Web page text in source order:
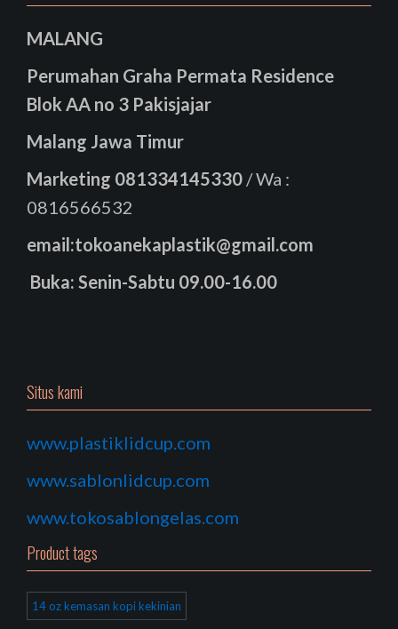
MALANG
Perumahan Graha Permata Residence
Blok AA no 3 Pakisjajar
Malang Jawa Timur
Marketing 081334145330 / Wa :
0816566532
email:tokoanekaplastik@gmail.com
Buka: Senin-Sabtu 09.00-16.00
Situs kami
www.plastiklidcup.com
www.sablonlidcup.com
www.tokosablongelas.com
Product tags
14 oz kemasan kopi kekinian